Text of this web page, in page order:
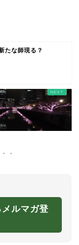
たな師現る？
ルマガ登